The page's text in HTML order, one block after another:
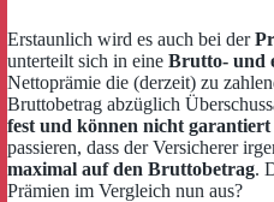
Erstaunlich wird es auch bei der
unterteilt sich in eine Brutto- und
Nettoprämie die (derzeit) zu
Bruttobetrag abzüglich
fest und können nicht garantiert
passieren, dass der Versicherer
maximal auf den Bruttobetrag.
Prämien im Vergleich nun aus?